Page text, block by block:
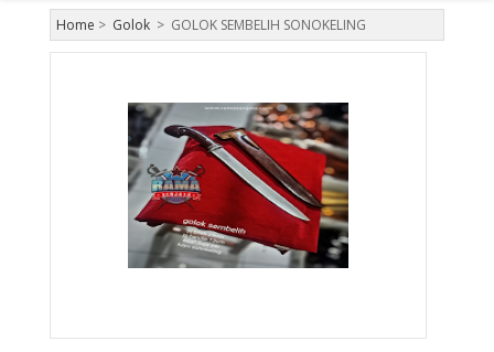
Home > Golok > GOLOK SEMBELIH SONOKELING